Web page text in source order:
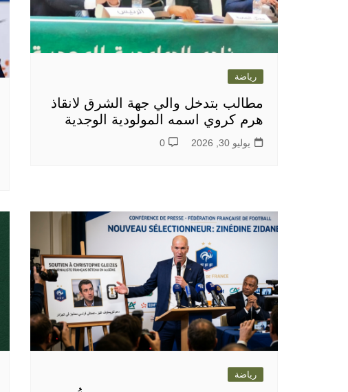
رياضة
مطالب بتدخل والي جهة الشرق لانقاذ
هرم كروي اسمه المولودية الوجدية
يوليو 30, 2026 0
رياضة